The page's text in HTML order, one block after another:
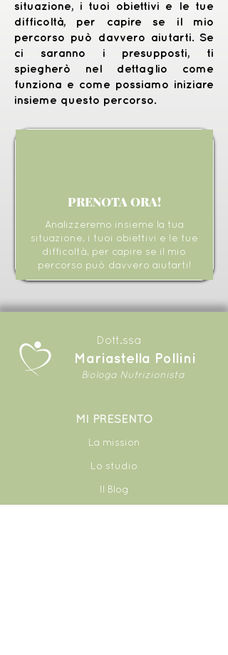
situazione, i tuoi obiettivi e le tue
difficoltà, per capire se il mio
percorso può davvero aiutarti. Se
ci saranno i presupposti, ti
spiegherò nel dettaglio come
funziona e come possiamo iniziare
insieme questo percorso.
PRENOTA ORA!
Analizzeremo insieme la tua
situazione, i tuoi obiettivi e le tue
difficoltà, per capire se il mio
percorso può davvero aiutarti!
Dott.ssa
Mariastella Pollini
Biologa Nutrizionista
MI PRESENTO​
La mission
Lo studio
Il Blog